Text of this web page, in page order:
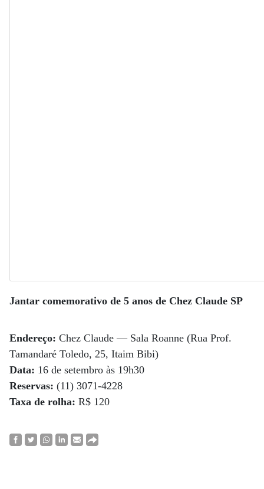
Jantar comemorativo de 5 anos de Chez Claude SP
Endereço: Chez Claude — Sala Roanne (Rua Prof.
Tamandaré Toledo, 25, Itaim Bibi)
Data: 16 de setembro às 19h30
Reservas: (11) 3071-4228
Taxa de rolha: R$ 120